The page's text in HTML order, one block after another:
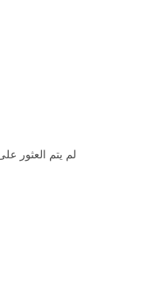
لم يتم العثور